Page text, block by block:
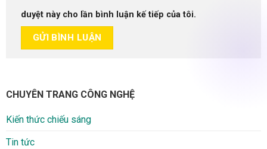
duyệt này cho lần bình luận kế tiếp của tôi.
CHUYÊN TRANG CÔNG NGHỆ
Kiến thức chiếu sáng
Tin tức